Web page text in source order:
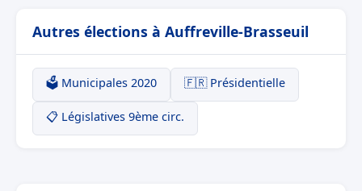
Autres élections à Auffreville-Brasseuil
🗳️ Municipales 2020 🇫🇷 Présidentielle
📋 Législatives 9ème circ.